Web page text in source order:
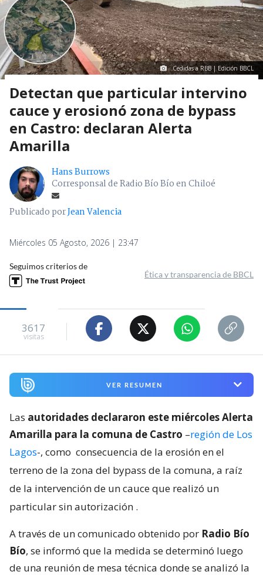
Cedidas a RBB | Edición BBCL
Detectan que particular intervino
cauce y erosionó zona de bypass
en Castro: declaran Alerta
Amarilla
Hans Burrows
Corresponsal de Radio Bío Bío en Chiloé
Publicado porJean Valencia
Miércoles 05 Agosto, 2026 | 23:47
Seguimos criterios de
Ética y transparencia de BBCL
3617
visitas
VER RESUMEN
Las autoridades declararon este miércoles Alerta
Amarilla para la comuna de Castro –región de Los
Lagos-, como consecuencia de la erosión en el
terreno de la zona del bypass de la comuna, a raíz
de la intervención de un cauce que realizó un
particular sin autorización .
A través de un comunicado obtenido por Radio Bío
Bío, se informó que la medida se determinó luego
de una reunión de mesa técnica donde se analizó la